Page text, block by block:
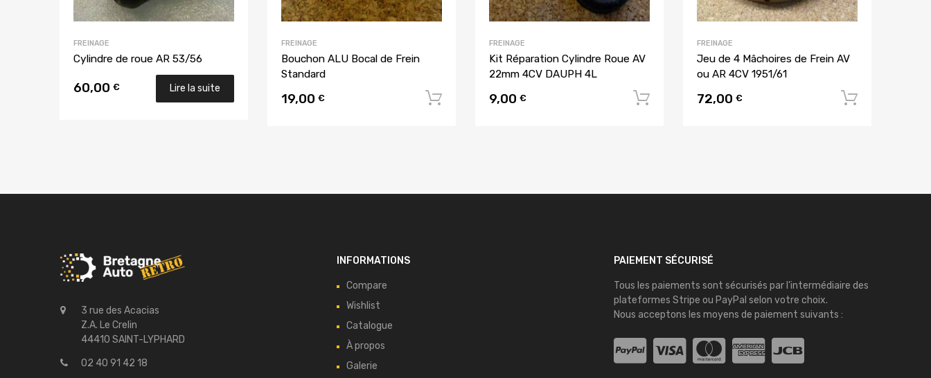
FREINAGE
Cylindre de roue AR 53/56
60,00 € Lire la suite
FREINAGE
Bouchon ALU Bocal de Frein
Standard
19,00 € Ajouter au panier
FREINAGE
Kit Réparation Cylindre Roue AV
22mm 4CV DAUPH 4L
9,00 € Ajouter au panier
FREINAGE
Jeu de 4 Mâchoires de Frein AV
ou AR 4CV 1951/61
72,00 €
3 rue des Acacias
Z.A. Le Crelin
44410 SAINT-LYPHARD
02 40 91 42 18
INFORMATIONS
Compare
Wishlist
Catalogue
À propos
Galerie
PAIEMENT SÉCURISÉ
Tous les paiements sont sécurisés par l’intermédiaire des
plateformes Stripe ou PayPal selon votre choix.
Nous acceptons les moyens de paiement suivants :